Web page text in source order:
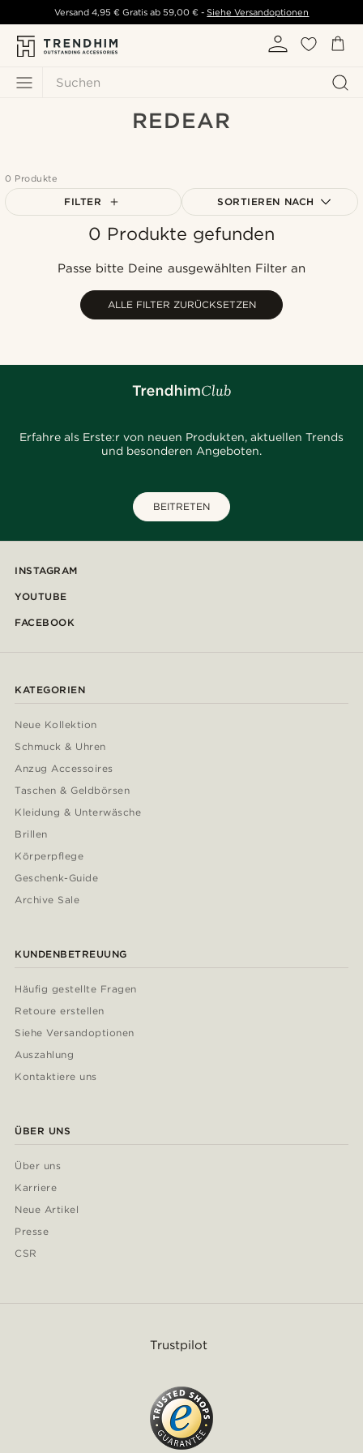
Suchen
Versand 4,95 € Gratis ab 59,00 € - Siehe Versandoptionen
REDEAR
0 Produkte
FILTER SORTIEREN NACH
Am Beliebtesten
Höchster Preis
0 Produkte gefunden
Passe bitte Deine ausgewählten Filter an
ALLE FILTER ZURÜCKSETZEN
Erfahre als Erste:r von neuen Produkten, aktuellen Trends
und besonderen Angeboten.
BEITRETEN
INSTAGRAM
YOUTUBE
FACEBOOK
KATEGORIEN
Neue Kollektion
Schmuck & Uhren
Anzug Accessoires
Taschen & Geldbörsen
Kleidung & Unterwäsche
Brillen
Körperpflege
Geschenk-Guide
Archive Sale
KUNDENBETREUUNG
Häufig gestellte Fragen
Retoure erstellen
Siehe Versandoptionen
Auszahlung
Kontaktiere uns
ÜBER UNS
Über uns
Karriere
Neue Artikel
Presse
CSR
Trustpilot